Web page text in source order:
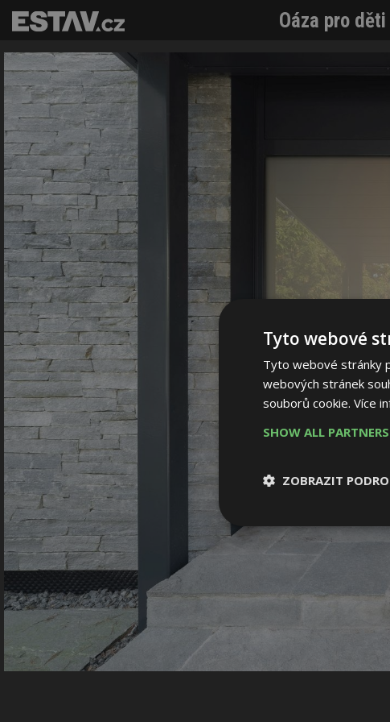
Oáza pro
Tyto webové
Tyto webové stránky
webových stránek
souborů cookie. Více
SHOW ALL PARTNERS
ZOBRAZIT
Nezbytně nutné
soubory